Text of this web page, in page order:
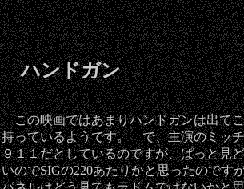
ハンドガン
この映画ではあまりハンドガンは出て
持っているようです。 で、主演のミッ
９１１だとしているのですが、ぱっと見
いのでSIGの220あたりかと思ったのです